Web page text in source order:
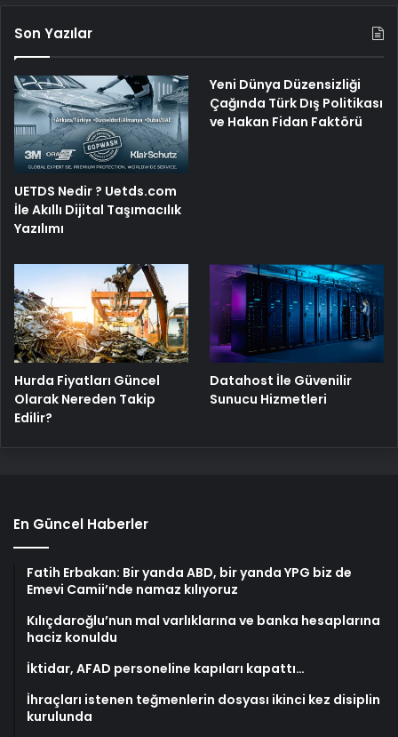
Son Yazılar
UETDS Nedir ? Uetds.com
İle Akıllı Dijital Taşımacılık
Yazılımı
Yeni Dünya Düzensizliği
Çağında Türk Dış Politikası
ve Hakan Fidan Faktörü
Hurda Fiyatları Güncel
Olarak Nereden Takip
Edilir?
Datahost İle Güvenilir
Sunucu Hizmetleri
En Güncel Haberler
Fatih Erbakan: Bir yanda ABD, bir yanda YPG biz de
Emevi Camii’nde namaz kılıyoruz
Kılıçdaroğlu’nun mal varlıklarına ve banka hesaplarına
haciz konuldu
İktidar, AFAD personeline kapıları kapattı…
İhraçları istenen teğmenlerin dosyası ikinci kez disiplin
kurulunda